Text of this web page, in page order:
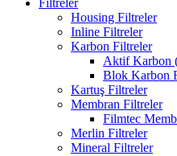
Filtreler
Housing Filtreler
Inline Filtreler
Karbon Filtreler
Aktif Karbon
Blok Karbon
Kartuş Filtreler
Membran Filtreler
Filmtec
Merlin Filtreler
Mineral Filtreler